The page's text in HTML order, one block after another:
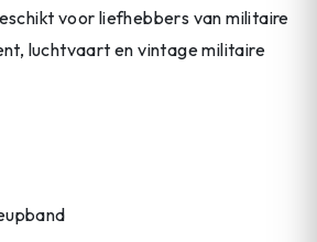
voor liefhebbers van militaire
luchtvaart en vintage militaire